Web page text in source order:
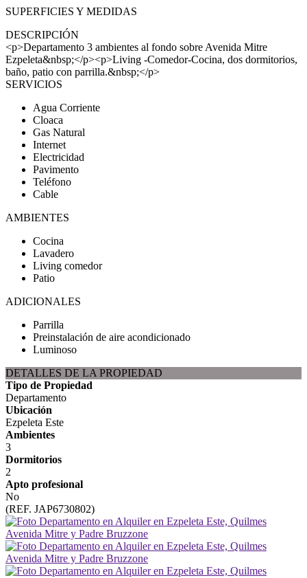
SUPERFICIES Y MEDIDAS
DESCRIPCIÓN
<p>Departamento 3 ambientes al fondo sobre Avenida Mitre
Ezpeleta&nbsp;</p><p>Living -Comedor-Cocina, dos dormitorios,
baño, patio con parrilla.&nbsp;</p>
SERVICIOS
Agua Corriente
Cloaca
Gas Natural
Internet
Electricidad
Pavimento
Teléfono
Cable
AMBIENTES
Cocina
Lavadero
Living comedor
Patio
ADICIONALES
Parrilla
Preinstalación de aire acondicionado
Luminoso
DETALLES DE LA PROPIEDAD
Tipo de Propiedad
Departamento
Ubicación
Ezpeleta Este
Ambientes
3
Dormitorios
2
Apto profesional
No
(REF. JAP6730802)